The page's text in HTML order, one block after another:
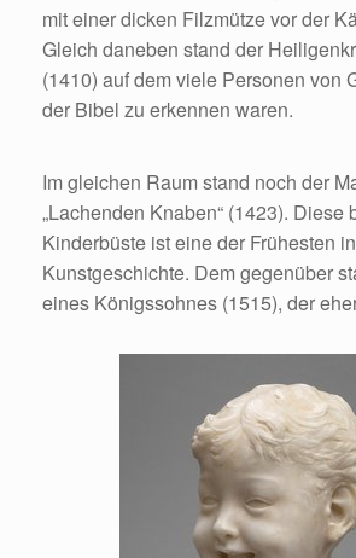
mit einer dicken Filzmütze vor der
Gleich daneben stand der
(1410) auf dem viele Personen von
der Bibel zu erkennen waren.
Im gleichen Raum stand noch der
„Lachenden Knaben“ (1423). Diese
Kinderbüste ist eine der Frühesten
Kunstgeschichte. Dem gegenüber
eines Königssohnes (1515), der